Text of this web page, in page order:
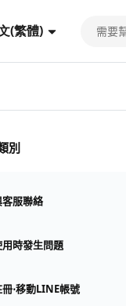
(繁體)
別
客服聯絡
用時發生問題
⋅移動LINE帳號